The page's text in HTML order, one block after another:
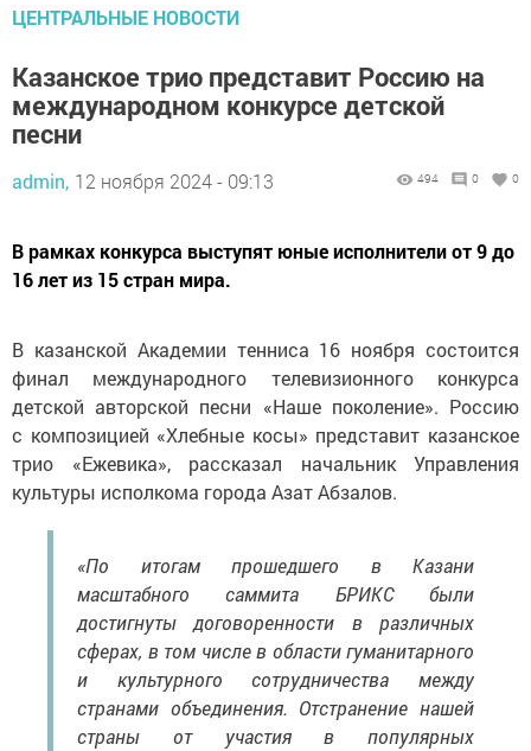
ЦЕНТРАЛЬНЫЕ НОВОСТИ
Казанское трио представит Россию на
международном конкурсе детской
песни
admin, 12 ноября 2024 - 09:13 494 0 0
В рамках конкурса выступят юные исполнители от 9 до
16 лет из 15 стран мира.
В казанской Академии тенниса 16 ноября состоится
финал международного телевизионного конкурса
детской авторской песни «Наше поколение». Россию
с композицией «Хлебные косы» представит казанское
трио «Ежевика», рассказал начальник Управления
культуры исполкома города Азат Абзалов.
«По итогам прошедшего в Казани
масштабного саммита БРИКС были
достигнуты договоренности в различных
сферах, в том числе в области гуманитарного
и культурного сотрудничества между
странами объединения. Отстранение нашей
страны от участия в популярных